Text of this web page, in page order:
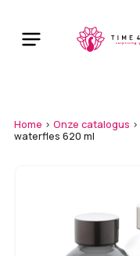
main
Home > Onze catalogus >
waterfles 620 ml